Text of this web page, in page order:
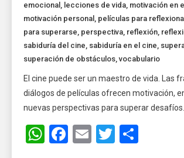
emocional , lecciones de vida, motivación en
motivación personal , películas para
para superarse, perspectiva, reflexión,
sabiduría del cine, sabiduría en el cine,
superación de obstáculos,vocabulario
El cine puede ser un maestro de vida. Las
diálogos de películas ofrecen motivación,
nuevas perspectivas para superar desafíos.
WhatsApp
Facebook
EmailTwitter